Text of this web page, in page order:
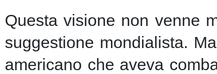
Questa visione non venne
suggestione mondialista.
americano che aveva